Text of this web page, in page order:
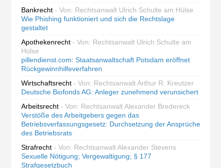
Bankrecht - Von: Rechtsanwalt Ulrich Schulte am Hülse
Wie Phishing funktioniert und sich die Rechtslage
gestaltet
Apothekenrecht - Von: Rechtsanwalt Ulrich Schulte am
Hülse
pillendienst.com: Staatsanwaltschaft Potsdam eröffnet
Rückgewinnhilfeverfahren
Wirtschaftsrecht - Von: Rechtsanwalt Arthur R. Kreutzer
Deutsche Biofonds AG: Anleger zunehmend verunsichert
Arbeitsrecht - Von: Rechtsanwalt Alexander Bredereck
Verstöße des Arbeitgebers gegen das
Betriebsverfassungsgesetz: Durchsetzung der Ansprüche
des Betriebsrats
Strafrecht - Von: Rechtsanwalt Alexander Stevens
Sexuelle Nötigung; Vergewaltigung; § 177
Strafgesetzbuch